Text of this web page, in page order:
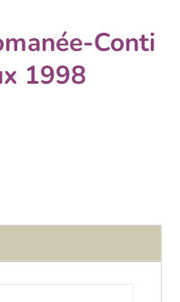
Conti
1998